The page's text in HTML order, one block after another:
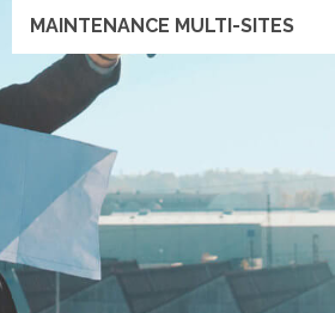
MAINTENANCE MULTI-SITES